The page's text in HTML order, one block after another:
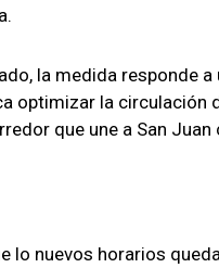
la medida responde
optimizar la circulación
que une a San Juan
lo nuevos horarios